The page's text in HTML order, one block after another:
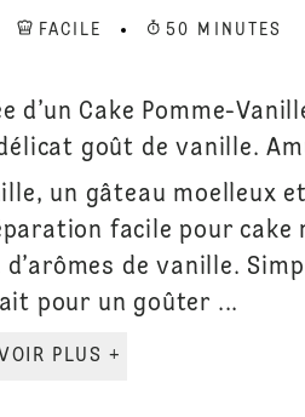
FACILE 50 MINUTES
Cake Pomme-
goût de vanille.
un gâteau moelleux
facile pour cake
de vanille.
pour un goûter ...
EN SAVOIR PLUS +